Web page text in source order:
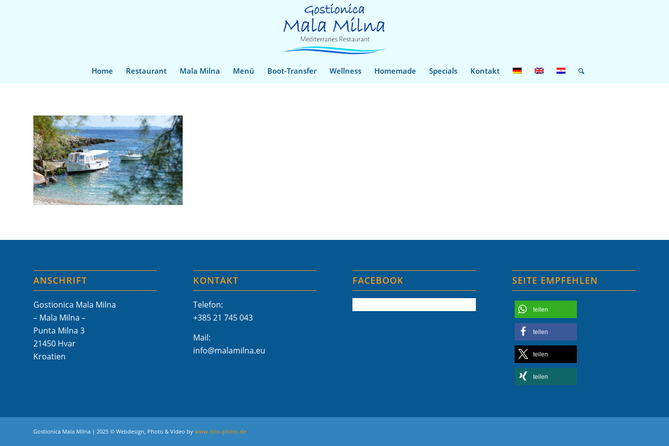
Home Restaurant Mala Milna Menü Boot-Transfer Wellness Homemade Specials Kontakt
ANSCHRIFT
Gostionica Mala Milna
– Mala Milna –
Punta Milna 3
21450 Hvar
Kroatien
KONTAKT
Telefon:
+385 21 745 043
Mail:
info@malamilna.eu
FACEBOOK SEITE EMPFEHLEN
teilen
teilen
teilen
teilen
Gostionica Mala Milna | 2025 © Webdesign, Photo & Video by www.otto-photo.de